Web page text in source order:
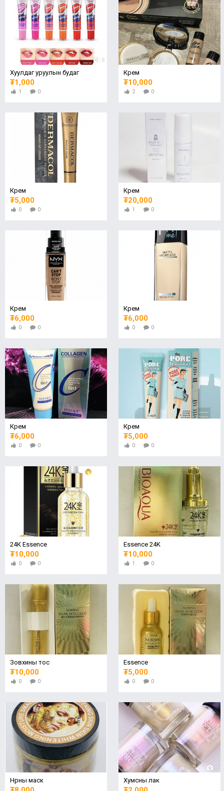
6
Хуулдаг уруулын будаг
₮1,000
1 0
Крем
₮10,000
2 0
Крем
₮5,000
0 0
Крем
₮20,000
1 0
Крем
₮6,000
0 0
Крем
₮6,000
0 0
Крем
₮6,000
0 0
Крем
₮5,000
0 0
24К Essence
₮10,000
0 0
Essence 24K
₮10,000
1 0
Зовхины тос
₮10,000
0 0
Essence
₮5,000
0 0
Нүүрны маск
9
Хумсны лак